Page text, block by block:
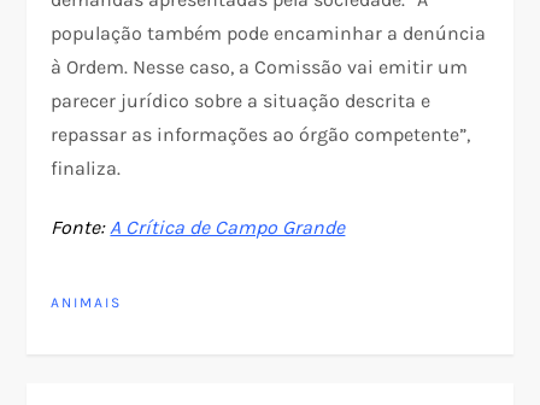
população também pode encaminhar a denúncia
à Ordem. Nesse caso, a Comissão vai emitir um
parecer jurídico sobre a situação descrita e
repassar as informações ao órgão competente”,
finaliza.
Fonte:A Crítica de Campo Grande
ANIMAIS